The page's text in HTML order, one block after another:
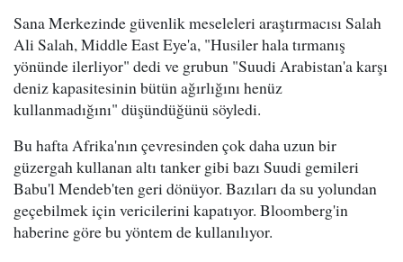
Sana Merkezinde güvenlik meseleleri araştırmacısı Salah
Ali Salah, Middle East Eye'a, "Husiler hala tırmanış
yönünde ilerliyor" dedi ve grubun "Suudi Arabistan'a karşı
deniz kapasitesinin bütün ağırlığını henüz
kullanmadığını" düşündüğünü söyledi.
Bu hafta Afrika'nın çevresinden çok daha uzun bir
güzergah kullanan altı tanker gibi bazı Suudi gemileri
Babu'l Mendeb'ten geri dönüyor. Bazıları da su yolundan
geçebilmek için vericilerini kapatıyor. Bloomberg'in
haberine göre bu yöntem de kullanılıyor.